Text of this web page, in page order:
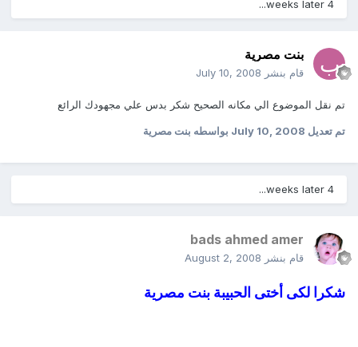
4 weeks later...
بنت مصرية
قام بنشر July 10, 2008
تم نقل الموضوع الي مكانه الصحيح شكر بدس علي مجهودك الرائع
تم تعديلJuly 10, 2008بواسطه بنت مصرية
4 weeks later...
bads ahmed amer
قام بنشر August 2, 2008
شكرا لكى أختى الحبيبة بنت مصرية